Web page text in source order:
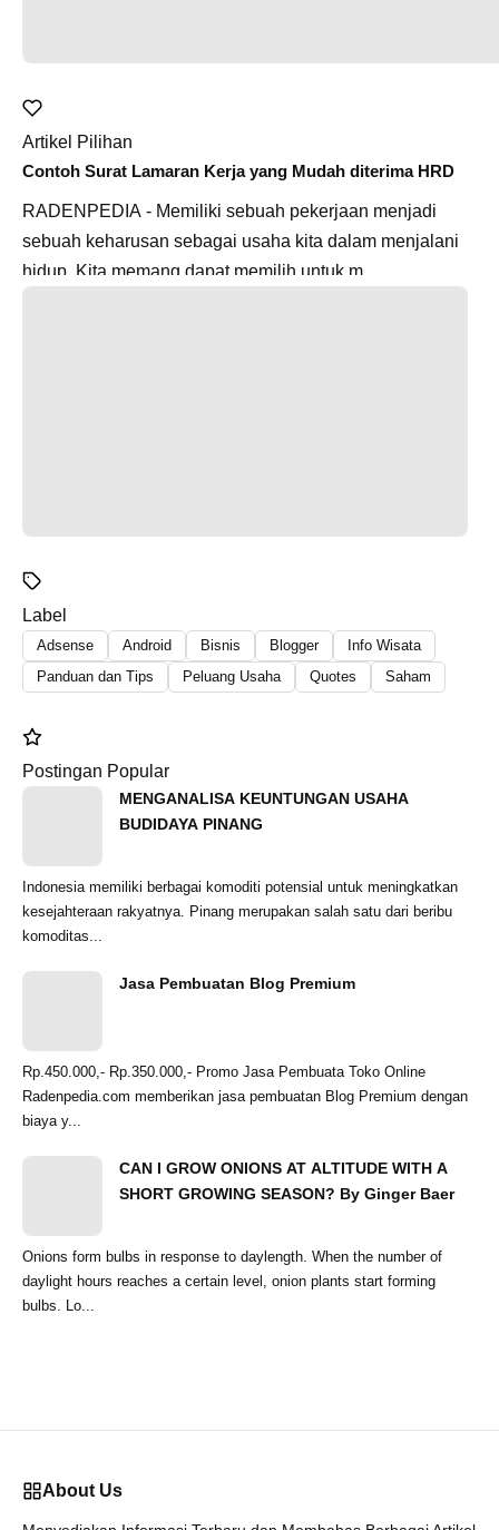
Artikel Pilihan
Contoh Surat Lamaran Kerja yang Mudah diterima HRD
RADENPEDIA - Memiliki sebuah pekerjaan menjadi
sebuah keharusan sebagai usaha kita dalam menjalani
hidup. Kita memang dapat memilih untuk m...
Label
Adsense Android Bisnis Blogger
Info Wisata
Panduan dan Tips
Peluang Usaha Quotes Saham
Postingan Popular
MENGANALISA KEUNTUNGAN USAHA
BUDIDAYA PINANG
Indonesia memiliki berbagai komoditi potensial untuk meningkatkan
kesejahteraan rakyatnya. Pinang merupakan salah satu dari beribu
komoditas...
Jasa Pembuatan Blog Premium
Rp.450.000,- Rp.350.000,- Promo Jasa Pembuata Toko Online
Radenpedia.com memberikan jasa pembuatan Blog Premium dengan
biaya y...
CAN I GROW ONIONS AT ALTITUDE WITH A
SHORT GROWING SEASON? By Ginger Baer
Onions form bulbs in response to daylength. When the number of
daylight hours reaches a certain level, onion plants start forming
bulbs. Lo...
About Us